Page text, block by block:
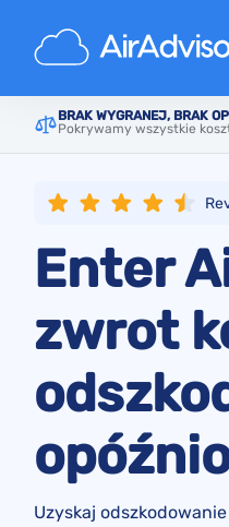
BRAK WYGRANEJ, BRAK
Pokrywamy wszystkie
Główne Lista linii
Enter
zwrot
Uzyskaj